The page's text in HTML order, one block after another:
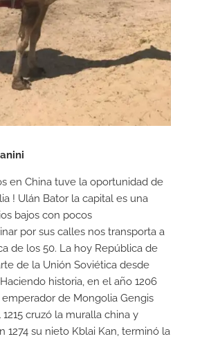
en China tuve la oportunidad de
! Ulán Bator la capital es una
bajos con pocos
por sus calles nos transporta a
de los 50. La hoy República de
de la Unión Soviética desde
historia, en el año 1206
de Mongolia Gengis
cruzó la muralla china y
1274 su nieto Kblai Kan, terminó la